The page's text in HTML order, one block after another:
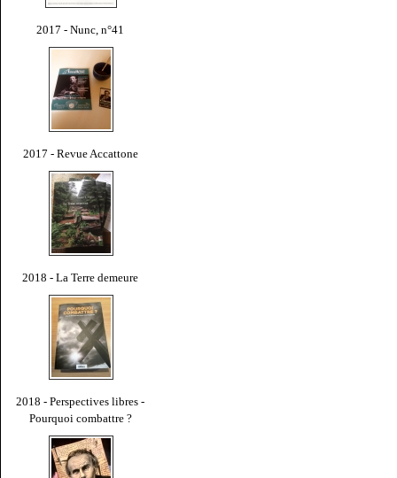
2017 - Nunc, n°41
2017 - Revue Accattone
2018 - La Terre demeure
2018 - Perspectives libres -
Pourquoi combattre ?